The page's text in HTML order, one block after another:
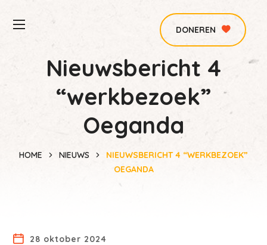
DONEREN
Nieuwsbericht 4
“werkbezoek”
Oeganda
HOME NIEUWS
NIEUWSBERICHT 4 “WERKBEZOEK”
OEGANDA
28 oktober 2024